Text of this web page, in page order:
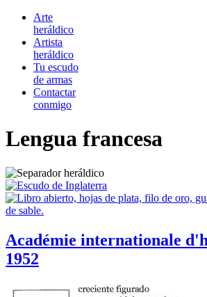
Arte
heráldico
Artista
heráldico
Tu escudo
de armas
Contactar
conmigo
Lengua francesa
Académie internationale
1952